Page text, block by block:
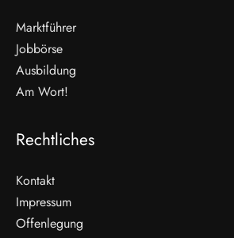
WEITERLESEN
Marktführer
Jobbörse
Ausbildung
Am Wort!
Rechtliches
Kontakt
Impressum
Offenlegung